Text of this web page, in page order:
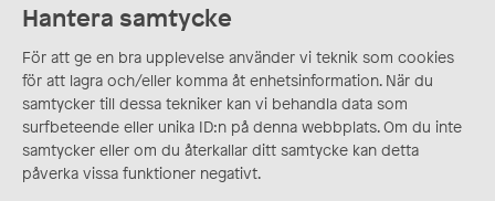
Hantera samtycke
För att ge en bra upplevelse använder vi teknik som cookies
för att lagra och/eller komma åt enhetsinformation. När du
samtycker till dessa tekniker kan vi behandla data som
surfbeteende eller unika ID:n på denna webbplats. Om du inte
samtycker eller om du återkallar ditt samtycke kan detta
påverka vissa funktioner negativt.